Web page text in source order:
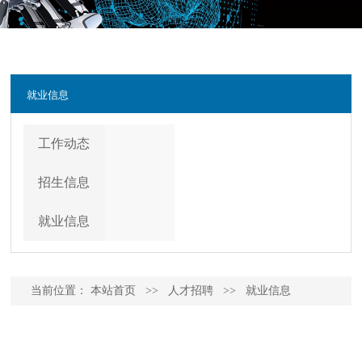
就业信息
工作动态
招生信息
就业信息
当前位置： 本站首页 >> 人才招聘 >> 就业信息